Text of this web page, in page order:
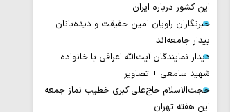
این کشور درباره ایران
خبرنگاران راویان امین حقیقت و دیده‌بانان
بیدار جامعه‌اند
دیدار نمایندگان آیت‌الله اعرافی با خانواده
شهید سامعی + تصاویر
حجت‌الاسلام حاج‌علی‌اکبری خطیب نماز جمعه
این هفته تهران